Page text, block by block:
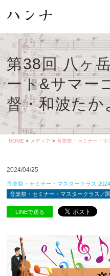
第38回 八ヶ
ート&サマー
督・和波たか
HOME > メディア > 音楽祭・セミナー・マ
2024/04/25
音楽祭・セミナー・マスタークラス 2024
音楽祭・セミナー・マスタークラス／
LINEで送る